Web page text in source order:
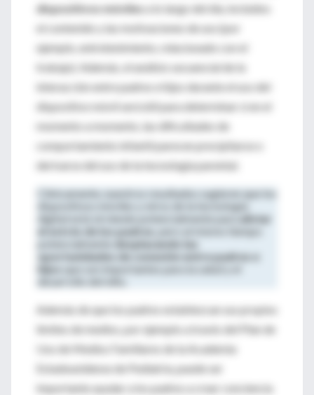
dispositivos móvilesa lo largo del día, incluidos
el contenido y las motivaciones de uso (por
ejemplo, entretenimiento, relacionado con el
trabajo). Además, el análisis secuencial de la
interacción entre padres e hijos durante el uso del
dispositivo móvil será útil para determinar si en el
momento a momento, las dificultades de
comportamiento infantil parecen precipitarse o
derivarse del uso de la tecnología parental.
Clínicamente, nuestros resultados sugieren que los
aliviar
oportunidades de conexión entre padres e
Además de que los padres establezcan sus propios
límites de medios, por ejemplo a través del Plan de
Uso de Medios Familiares de la Academia
Estadounidense de Pediatría, puede ser
importante ayudar a los padres a crear conciencia